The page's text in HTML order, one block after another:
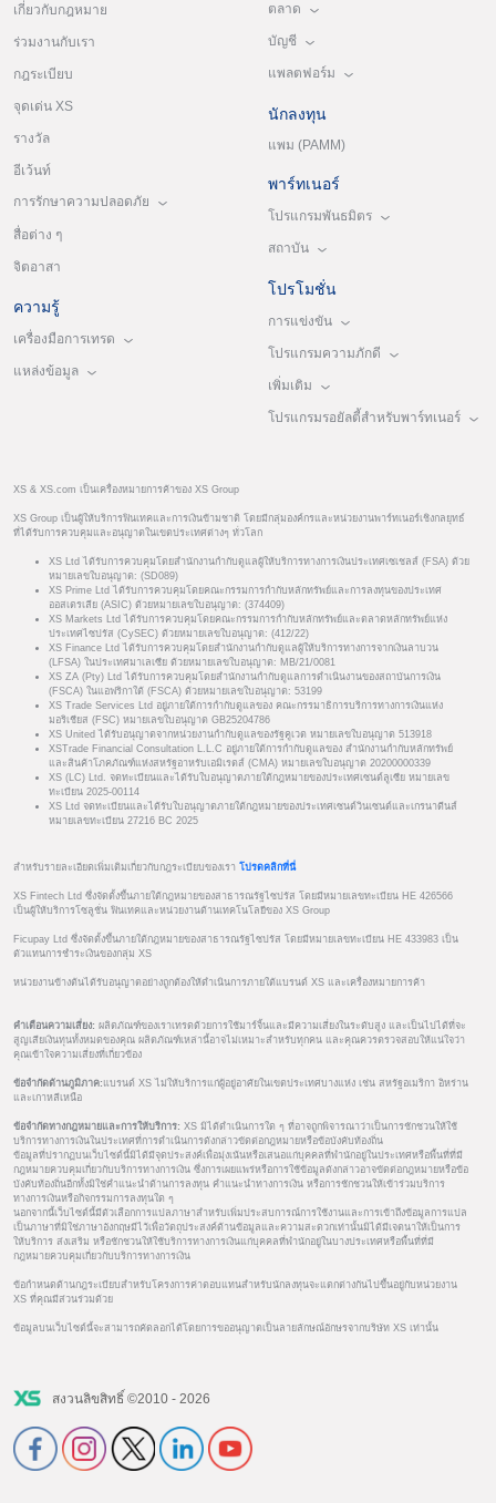
เกี่ยวกับกฎหมาย
ร่วมงานกับเรา
กฎระเบียบ
จุดเด่น XS
รางวัล
อีเว้นท์
การรักษาความปลอดภัย
สื่อต่าง ๆ
จิตอาสา
ความรู้
เครื่องมือการเทรด
แหล่งข้อมูล
ตลาด
บัญชี
แพลตฟอร์ม
นักลงทุน
แพม (PAMM)
พาร์ทเนอร์
โปรแกรมพันธมิตร
สถาบัน
โปรโมชั่น
การแข่งขัน
โปรแกรมความภักดี
เพิ่มเติม
โปรแกรมรอยัลตี้สำหรับพาร์ทเนอร์
XS & XS.com เป็นเครื่องหมายการค้าของ XS Group
XS Group เป็นผู้ให้บริการฟินเทคและการเงินข้ามชาติ โดยมีกลุ่มองค์กรและหน่วยงานพาร์ทเนอร์เชิงกลยุทธ์
ที่ได้รับการควบคุมและอนุญาตในเขตประเทศต่างๆ ทั่วโลก
XS Ltd ได้รับการควบคุมโดยสำนักงานกำกับดูแลผู้ให้บริการทางการเงินประเทศเซเชลส์ (FSA) ด้วย
หมายเลขใบอนุญาต: (SD089)
XS Prime Ltd ได้รับการควบคุมโดยคณะกรรมการกำกับหลักทรัพย์และการลงทุนของประเทศ
ออสเตรเลีย (ASIC) ด้วยหมายเลขใบอนุญาต: (374409)
XS Markets Ltd ได้รับการควบคุมโดยคณะกรรมการกำกับหลักทรัพย์และตลาดหลักทรัพย์แห่ง
ประเทศไซปรัส (CySEC) ด้วยหมายเลขใบอนุญาต: (412/22)
XS Finance Ltd ได้รับการควบคุมโดยสำนักงานกำกับดูแลผู้ให้บริการทางการจากเงินลาบวน
(LFSA) ในประเทศมาเลเซีย ด้วยหมายเลขใบอนุญาต: MB/21/0081
XS ZA (Pty) Ltd ได้รับการควบคุมโดยสำนักงานกำกับดูแลการดำเนินงานของสถาบันการเงิน
(FSCA) ในแอฟริกาใต้ (FSCA) ด้วยหมายเลขใบอนุญาต: 53199
XS Trade Services Ltd อยู่ภายใต้การกำกับดูแลของ คณะกรรมาธิการบริการทางการเงินแห่ง
มอริเชียส (FSC) หมายเลขใบอนุญาต GB25204786
XS United ได้รับอนุญาตจากหน่วยงานกำกับดูแลของรัฐคูเวต หมายเลขใบอนุญาต 513918
XSTrade Financial Consultation L.L.C อยู่ภายใต้การกำกับดูแลของ สำนักงานกำกับหลักทรัพย์
และสินค้าโภคภัณฑ์แห่งสหรัฐอาหรับเอมิเรตส์ (CMA) หมายเลขใบอนุญาต 20200000339
XS (LC) Ltd. จดทะเบียนและได้รับใบอนุญาตภายใต้กฎหมายของประเทศเซนต์ลูเซีย หมายเลข
ทะเบียน 2025-00114
XS Ltd จดทะเบียนและได้รับใบอนุญาตภายใต้กฎหมายของประเทศเซนต์วินเซนต์และเกรนาดีนส์
หมายเลขทะเบียน 27216 BC 2025
สำหรับรายละเอียดเพิ่มเติมเกี่ยวกับกฎระเบียบของเรา โปรดคลิกที่นี่
XS Fintech Ltd ซึ่งจัดตั้งขึ้นภายใต้กฎหมายของสาธารณรัฐไซปรัส โดยมีหมายเลขทะเบียน HE 426566
เป็นผู้ให้บริการโซลูชั่น ฟินเทคและหน่วยงานด้านเทคโนโลยีของ XS Group
Ficupay Ltd ซึ่งจัดตั้งขึ้นภายใต้กฎหมายของสาธารณรัฐไซปรัส โดยมีหมายเลขทะเบียน HE 433983 เป็น
ตัวแทนการชำระเงินของกลุ่ม XS
หน่วยงานข้างต้นได้รับอนุญาตอย่างถูกต้องให้ดำเนินการภายใต้แบรนด์ XS และเครื่องหมายการค้า
คำเตือนความเสี่ยง: ผลิตภัณฑ์ของเราเทรดด้วยการใช้มาร์จิ้นและมีความเสี่ยงในระดับสูง และเป็นไปได้ที่จะ
สูญเสียเงินทุนทั้งหมดของคุณ ผลิตภัณฑ์เหล่านี้อาจไม่เหมาะสำหรับทุกคน และคุณควรตรวจสอบให้แน่ใจว่า
คุณเข้าใจความเสี่ยงที่เกี่ยวข้อง
ข้อจำกัดด้านภูมิภาค: แบรนด์ XS ไม่ให้บริการแก่ผู้อยู่อาศัยในเขตประเทศบางแห่ง เช่น สหรัฐอเมริกา อิหร่าน
และเกาหลีเหนือ
ข้อจำกัดทางกฎหมายและการให้บริการ: XS มิได้ดำเนินการใด ๆ ที่อาจถูกพิจารณาว่าเป็นการชักชวนให้ใช้
บริการทางการเงินในประเทศที่การดำเนินการดังกล่าวขัดต่อกฎหมายหรือข้อบังคับท้องถิ่น
ข้อมูลที่ปรากฏบนเว็บไซต์นี้มิได้มีจุดประสงค์เพื่อมุ่งเน้นหรือเสนอแก่บุคคลที่พำนักอยู่ในประเทศหรือพื้นที่ที่มี
กฎหมายควบคุมเกี่ยวกับบริการทางการเงิน ซึ่งการเผยแพร่หรือการใช้ข้อมูลดังกล่าวอาจขัดต่อกฎหมายหรือข้อ
บังคับท้องถิ่นอีกทั้งมิใช่คำแนะนำด้านการลงทุน คำแนะนำทางการเงิน หรือการชักชวนให้เข้าร่วมบริการ
ทางการเงินหรือกิจกรรมการลงทุนใด ๆ
นอกจากนี้เว็บไซต์นี้มีตัวเลือกการแปลภาษาสำหรับเพิ่มประสบการณ์การใช้งานและการเข้าถึงข้อมูลการแปล
เป็นภาษาที่มิใช่ภาษาอังกฤษมีไว้เพื่อวัตถุประสงค์ด้านข้อมูลและความสะดวกเท่านั้นมิได้มีเจตนาให้เป็นการ
ให้บริการ ส่งเสริม หรือชักชวนให้ใช้บริการทางการเงินแก่บุคคลที่พำนักอยู่ในบางประเทศหรือพื้นที่ที่มี
กฎหมายควบคุมเกี่ยวกับบริการทางการเงิน
ข้อกำหนดด้านกฎระเบียบสำหรับโครงการค่าตอบแทนสำหรับนักลงทุนจะแตกต่างกันไปขึ้นอยู่กับหน่วยงาน
XS ที่คุณมีส่วนร่วมด้วย
ข้อมูลบนเว็บไซต์นี้จะสามารถคัดลอกได้โดยการขออนุญาตเป็นลายลักษณ์อักษรจากบริษัท XS เท่านั้น
สงวนลิขสิทธิ์ ©2010 - 2026